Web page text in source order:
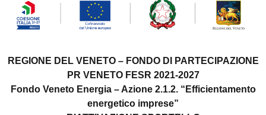
REGIONE DEL VENETO – FONDO DI PARTECIPAZIONE
PR VENETO FESR 2021-2027
Fondo Veneto Energia – Azione 2.1.2. “Efficientamento
energetico imprese”